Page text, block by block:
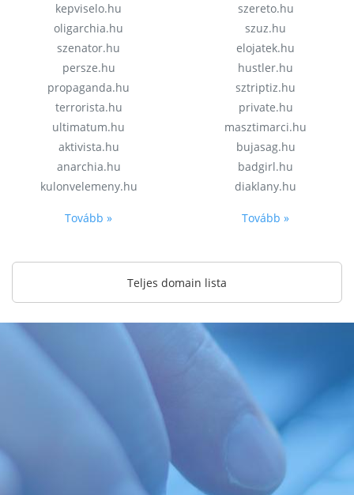
kepviselo.hu
oligarchia.hu
szenator.hu
persze.hu
propaganda.hu
terrorista.hu
ultimatum.hu
aktivista.hu
anarchia.hu
kulonvelemeny.hu
Tovább »
szereto.hu
szuz.hu
elojatek.hu
hustler.hu
sztriptiz.hu
private.hu
masztimarci.hu
bujasag.hu
badgirl.hu
diaklany.hu
Tovább »
Teljes domain lista